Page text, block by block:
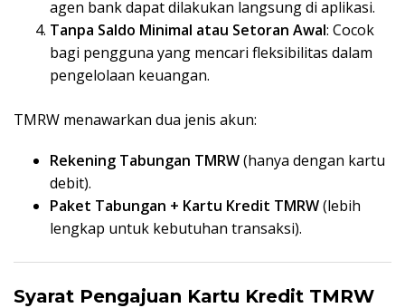
agen bank dapat dilakukan langsung di aplikasi.
Tanpa Saldo Minimal atau Setoran Awal: Cocok
bagi pengguna yang mencari fleksibilitas dalam
pengelolaan keuangan.
TMRW menawarkan dua jenis akun:
Rekening Tabungan TMRW(hanya dengan kartu
debit).
Paket Tabungan + Kartu Kredit TMRW(lebih
lengkap untuk kebutuhan transaksi).
Syarat Pengajuan Kartu Kredit TMRW